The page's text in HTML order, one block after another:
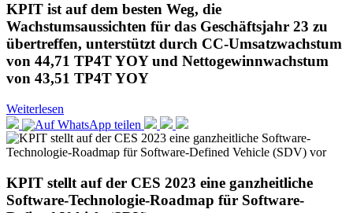
KPIT ist auf dem besten Weg, die
Wachstumsaussichten für das Geschäftsjahr 23 zu
übertreffen, unterstützt durch CC-Umsatzwachstum
von 44,71 TP4T YOY und Nettogewinnwachstum
von 43,51 TP4T YOY
Weiterlesen
KPIT stellt auf der CES 2023 eine ganzheitliche
Software-Technologie-Roadmap für Software-